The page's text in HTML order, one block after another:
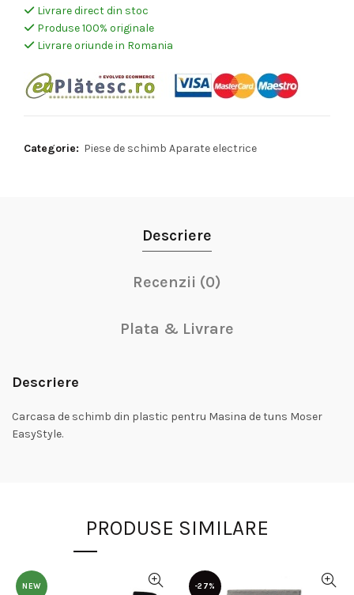
150,00 lei.
Livrare direct din stoc
Produse 100% originale
Livrare oriunde in Romania
Categorie: Piese de schimb Aparate electrice
Descriere
Recenzii (0)
Plata & Livrare
Descriere
Carcasa de schimb din plastic pentru Masina de tuns Moser
EasyStyle.
PRODUSE SIMILARE
NEW -27%